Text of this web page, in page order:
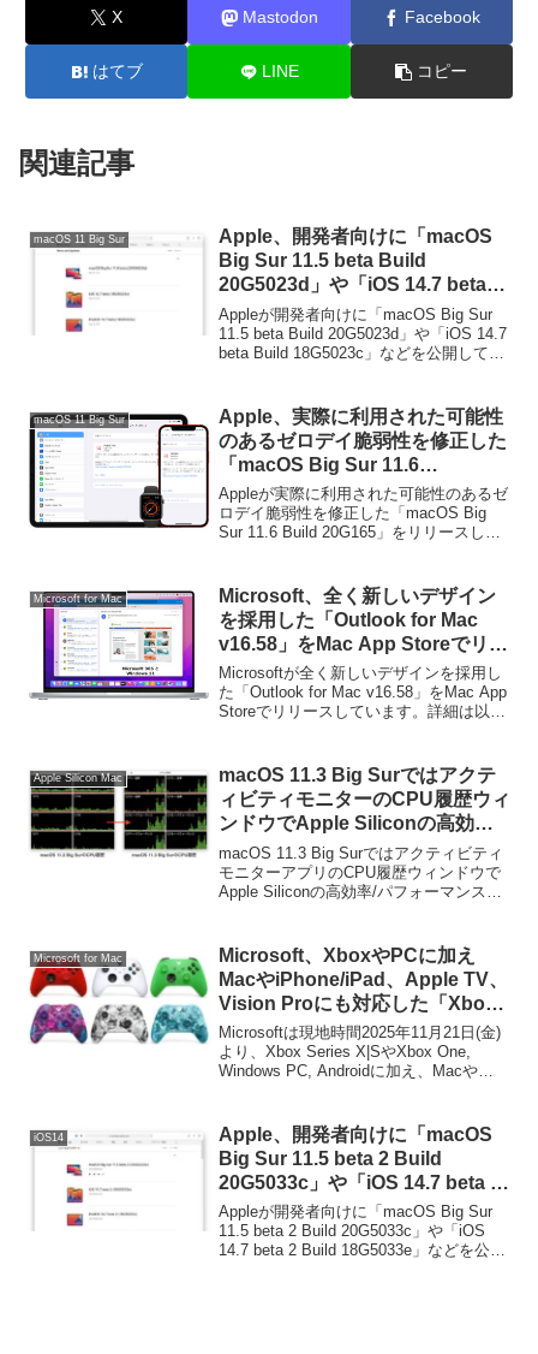
X Mastodon Facebook
はてブ LINE コピー
関連記事
macOS 11 Big Sur
Apple、開発者向けに「macOS
Big Sur 11.5 beta Build
20G5023d」や「iOS 14.7 beta
Build 18G5023c」などを公開。
Appleが開発者向けに「macOS Big Sur
11.5 beta Build 20G5023d」や「iOS 14.7
beta Build 18G5023c」などを公開してい
macOS 11 Big Sur
Apple、実際に利用された可能性
のあるゼロデイ脆弱性を修正した
「macOS Big Sur 11.6
(20G165)」や「iOS/iPadOS 14.8
(18H17)」をリリース。
Appleが実際に利用された可能性のあるゼ
ロデイ脆弱性を修正した「macOS Big
Sur 11.6 Build 20G165」をリリースして
Microsoft for Mac
Microsoft、全く新しいデザイン
を採用した「Outlook for Mac
v16.58」をMac App Storeでリリ
ース。
Microsoftが全く新しいデザインを採用し
た「Outlook for Mac v16.58」をMac App
Storeでリリースしています。詳細は以下
Apple Silicon Mac
macOS 11.3 Big Surではアクテ
ィビティモニターのCPU履歴ウィ
ンドウでApple Siliconの高効率/
パフォーマンスのどちらのコアが
利用されているかを確認できるよ
うに。
macOS 11.3 Big Surではアクティビティ
モニターアプリのCPU履歴ウィンドウで
Apple Siliconの高効率/パフォーマンスの
から。
Microsoft for Mac
Microsoft、XboxやPCに加え
MacやiPhone/iPad、Apple TV、
Vision Proにも対応した「Xbox
ワイヤレスコントローラー」を
20%OFFで販売するキャンペーン
を開始。
Microsoftは現地時間2025年11月21日(金)
より、Xbox Series X|SやXbox One,
Windows PC, Androidに加え、Macや
「Xbox ワイヤレス コントローラー」を
20%OFFで販売する発表しています。
iOS14
Apple、開発者向けに「macOS
Big Sur 11.5 beta 2 Build
20G5033c」や「iOS 14.7 beta 2
Build 18G5033e」などを公開。
Appleが開発者向けに「macOS Big Sur
11.5 beta 2 Build 20G5033c」や「iOS
14.7 beta 2 Build 18G5033e」などを公開